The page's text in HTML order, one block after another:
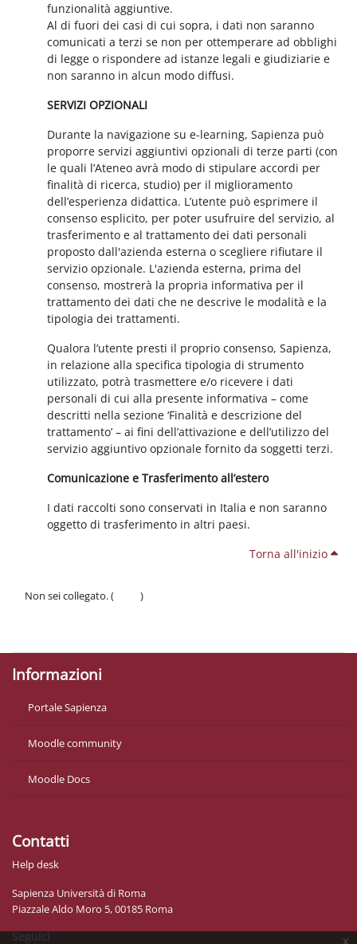
x
funzionalità aggiuntive.
Al di fuori dei casi di cui sopra, i dati non saranno
comunicati a terzi se non per ottemperare ad obblighi
di legge o rispondere ad istanze legali e giudiziarie e
non saranno in alcun modo diffusi.
SERVIZI OPZIONALI
Durante la navigazione su e-learning, Sapienza può
proporre servizi aggiuntivi opzionali di terze parti (con
le quali l’Ateneo avrà modo di stipulare accordi per
finalità di ricerca, studio) per il miglioramento
dell’esperienza didattica. L’utente può esprimere il
consenso esplicito, per poter usufruire del servizio, al
trasferimento e al trattamento dei dati personali
proposto dall'azienda esterna o scegliere rifiutare il
servizio opzionale. L'azienda esterna, prima del
consenso, mostrerà la propria informativa per il
trattamento dei dati che ne descrive le modalità e la
tipologia dei trattamenti.
Qualora l’utente presti il proprio consenso, Sapienza,
in relazione alla specifica tipologia di strumento
utilizzato, potrà trasmettere e/o ricevere i dati
personali di cui alla presente informativa – come
descritti nella sezione ‘Finalità e descrizione del
trattamento’ – ai fini dell’attivazione e dell’utilizzo del
servizio aggiuntivo opzionale fornito da soggetti terzi.
Comunicazione e Trasferimento all’estero
I dati raccolti sono conservati in Italia e non saranno
oggetto di trasferimento in altri paesi.
Torna all'inizio
Non sei collegato. (
)
Informazioni
Portale Sapienza
Moodle community
Moodle Docs
Contatti
Help desk
Sapienza Università di Roma
Piazzale Aldo Moro 5, 00185 Roma
Seguici